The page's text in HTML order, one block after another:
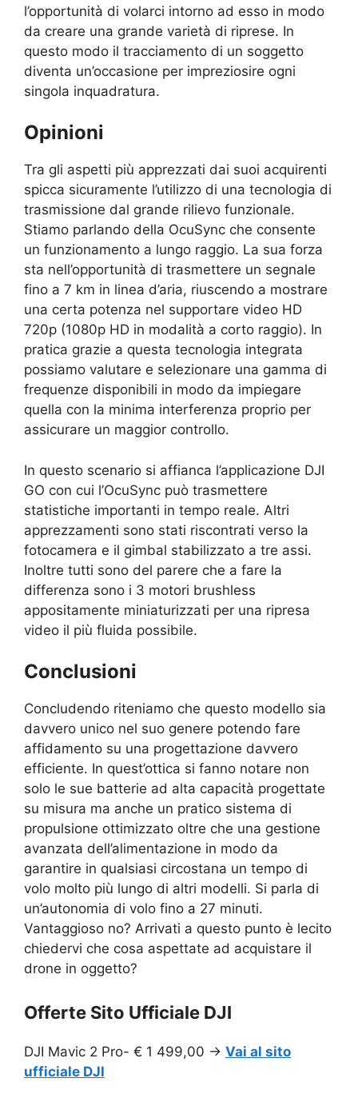
l’opportunità di volarci intorno ad esso in modo
da creare una grande varietà di riprese. In
questo modo il tracciamento di un soggetto
diventa un’occasione per impreziosire ogni
singola inquadratura.
Opinioni
Tra gli aspetti più apprezzati dai suoi acquirenti
spicca sicuramente l’utilizzo di una tecnologia di
trasmissione dal grande rilievo funzionale.
Stiamo parlando della OcuSync che consente
un funzionamento a lungo raggio. La sua forza
sta nell’opportunità di trasmettere un segnale
fino a 7 km in linea d’aria, riuscendo a mostrare
una certa potenza nel supportare video HD
720p (1080p HD in modalità a corto raggio). In
pratica grazie a questa tecnologia integrata
possiamo valutare e selezionare una gamma di
frequenze disponibili in modo da impiegare
quella con la minima interferenza proprio per
assicurare un maggior controllo.
In questo scenario si affianca l’applicazione DJI
GO con cui l’OcuSync può trasmettere
statistiche importanti in tempo reale. Altri
apprezzamenti sono stati riscontrati verso la
fotocamera e il gimbal stabilizzato a tre assi.
Inoltre tutti sono del parere che a fare la
differenza sono i 3 motori brushless
appositamente miniaturizzati per una ripresa
video il più fluida possibile.
Conclusioni
Concludendo riteniamo che questo modello sia
davvero unico nel suo genere potendo fare
affidamento su una progettazione davvero
efficiente. In quest’ottica si fanno notare non
solo le sue batterie ad alta capacità progettate
su misura ma anche un pratico sistema di
propulsione ottimizzato oltre che una gestione
avanzata dell’alimentazione in modo da
garantire in qualsiasi circostana un tempo di
volo molto più lungo di altri modelli. Si parla di
un’autonomia di volo fino a 27 minuti.
Vantaggioso no? Arrivati a questo punto è lecito
chiedervi che cosa aspettate ad acquistare il
drone in oggetto?
Offerte Sito Ufficiale DJI
DJI Mavic 2 Pro- € 1 499,00 -> Vai al sito
ufficiale DJI